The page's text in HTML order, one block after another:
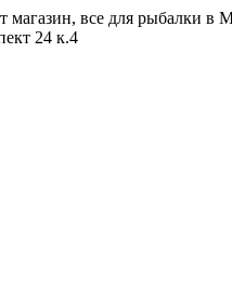
магазин, все для рыбалки в
24 к.4